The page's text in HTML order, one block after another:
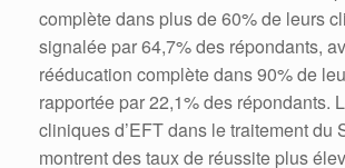
complète dans plus de 60% de leurs
signalée par 64,7% des répondants,
rééducation complète dans 90% de
rapportée par 22,1% des répondants.
cliniques d’EFT dans le traitement du
montrent des taux de réussite plus